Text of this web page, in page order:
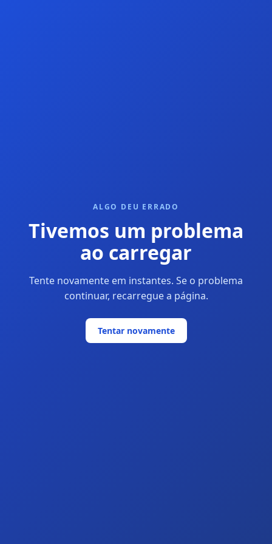
ALGO DEU ERRADO
Tivemos um problema
ao carregar
Tente novamente em instantes. Se o problema
continuar, recarregue a página.
Tentar novamente